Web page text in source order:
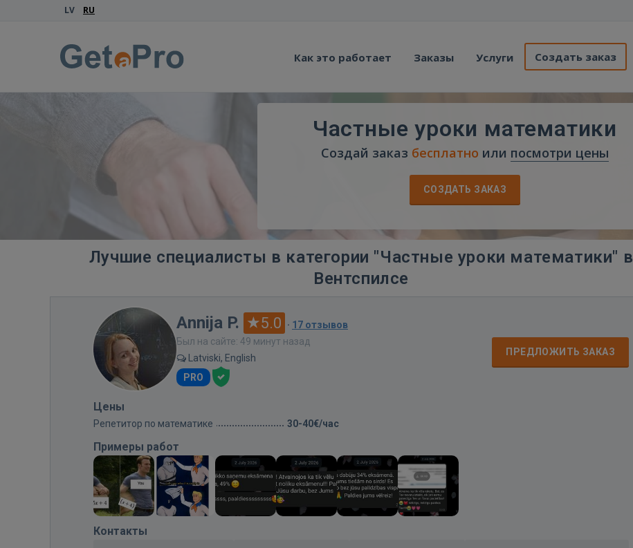
LV RU
Как это работает Заказы Услуги Создать заказ
Частные уроки математики
Создай заказ бесплатно или посмотри цены
СОЗДАТЬ ЗАКАЗ
Лучшие специалисты в категории "Частные уроки математики" в
Вентспилсе
Annija P. 5.0 · 17 отзывов
Был на сайте: 49 минут назад
Latviski, English
PRO
ПРЕДЛОЖИТЬ ЗАКАЗ
Цены
Репетитор по математике 30-40€/час
Примеры работ
Контакты